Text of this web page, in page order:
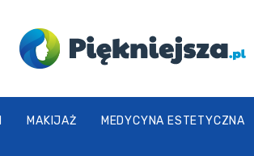
MAKIJAŻ MEDYCYNA ESTETYCZNA